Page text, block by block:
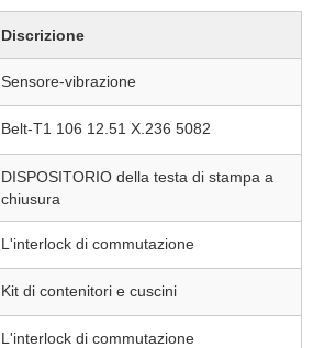
Discrizione
Sensore-vibrazione
Belt-T1 106 12.51 X.236 5082
DISPOSITORIO della testa di stampa a
chiusura
L'interlock di commutazione
Kit di contenitori e cuscini
L'interlock di commutazione